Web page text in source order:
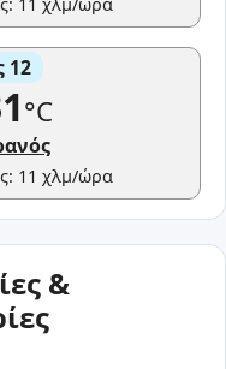
12
°C
11 χλμ/ώρα
&